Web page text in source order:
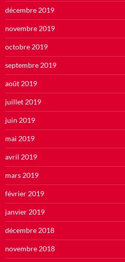
décembre 2019
novembre 2019
octobre 2019
septembre 2019
août 2019
juillet 2019
juin 2019
mai 2019
avril 2019
mars 2019
février 2019
janvier 2019
décembre 2018
novembre 2018